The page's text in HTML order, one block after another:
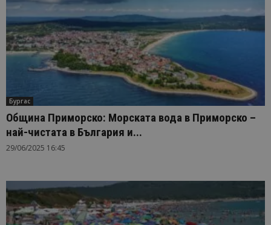
Бургас
Община Приморско: Морската вода в Приморско –
най-чистата в България и...
29/06/2025 16:45